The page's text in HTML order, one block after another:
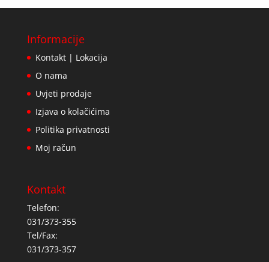
Informacije
Kontakt | Lokacija
O nama
Uvjeti prodaje
Izjava o kolačićima
Politika privatnosti
Moj račun
Kontakt
Telefon:
031/373-355
Tel/Fax:
031/373-357